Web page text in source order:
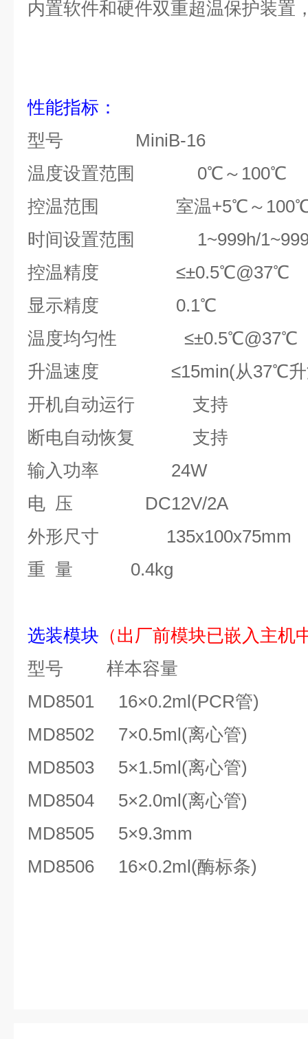
内置软件和硬件双重超温保护装置
性能指标：
型号
MiniB-16
温度设置范围
0℃～
控温范围
室温+5℃～
时间设置范围
1~999h/
控温精度
≤±0.5℃@37℃
显示精度
0.1℃
温度均匀性
升温速度
≤15min(从37℃
开机自动运行
支持
断电自动恢复
支持
输入功率
24W
电 压
DC12V/2A
外形尺寸
重 量
0.4kg
选装模块 （出厂前模块已嵌入主机
型号
样本容量
MD8501 16×0.2ml(PCR管)
MD8502
7×0.5ml(离心管)
MD8503
5×1.5ml(离心管)
MD8504
5×2.0ml(离心管)
MD8505
5×9.3mm
MD8506 16×0.2ml(酶标条)